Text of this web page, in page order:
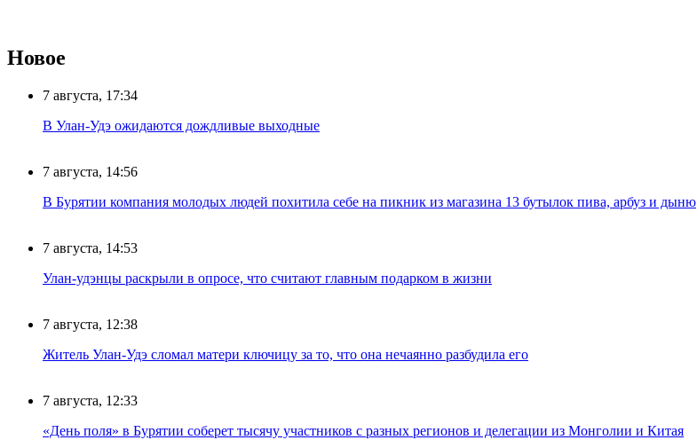
Новое
7 августа, 17:34
В Улан-Удэ ожидаются дождливые выходные
7 августа, 14:56
В Бурятии компания молодых людей похитила себе на пикник из магазина 13 бутылок пива, арбуз и дыню
7 августа, 14:53
Улан-удэнцы раскрыли в опросе, что считают главным подарком в жизни
7 августа, 12:38
Житель Улан-Удэ сломал матери ключицу за то, что она нечаянно разбудила его
7 августа, 12:33
«День поля» в Бурятии соберет тысячу участников с разных регионов и делегации из Монголии и Китая